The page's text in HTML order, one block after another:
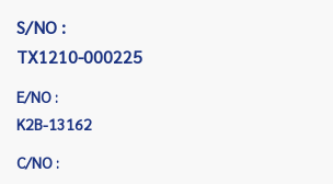
S/NO :
TX1210-000225
E/NO :
K2B-13162
C/NO :